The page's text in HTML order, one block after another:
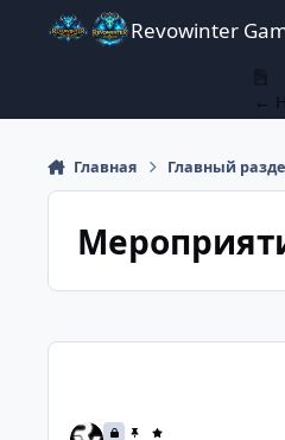
Перейти к содержанию
Revowinter
←
Главная Главный